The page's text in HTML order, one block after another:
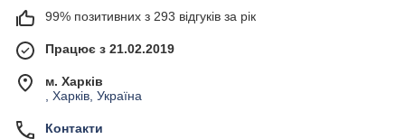
99% позитивних з 293 відгуків за рік
Працює з 21.02.2019
м. Харків
, Харків, Україна
Контакти